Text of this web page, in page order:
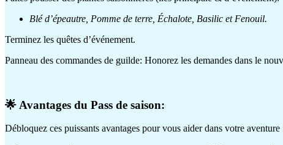
Blé d’épeautre, Pomme de terre, Échalote, Basilic et Fenouil.
Terminez les quêtes d’événement.
Panneau des commandes de guilde: Honorez les demandes dans le
🌟 Avantages du Pass de saison:
Débloquez ces puissants avantages pour vous aider dans votre aventure